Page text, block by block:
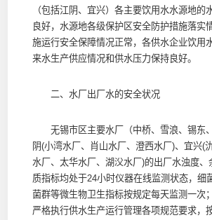
（包括江阴、宜兴）各主要饮用水水源地的
良好，水源地各级保护区安全防护措施落实
施运行安全保障情况正常，各供水企业饮用
来水生产供应情况和供水压力保持良好。
二、水厂出厂水的安全状况
无锡市区主要水厂（中桥、雪浪、锡东
阴(小湾水厂、肖山水厂、澄西水厂)、宜兴(
水厂、太华水厂、湖㳇水厂)的出厂水浊度、
质指标均处于24小时仪器在线监测状态，细
菌群等微生物卫生指标按规定每天监测一次
严格执行供水生产运行管理各项规范要求，